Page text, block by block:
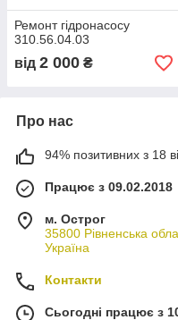
Ремонт гідронасосу
310.56.04.03
від 2 000 ₴
Про нас
94% позитивних з 18
Працює з 09.02.2018
м. Острог
35800 Рівненська
Україна
Контакти
Сьогодні працює з